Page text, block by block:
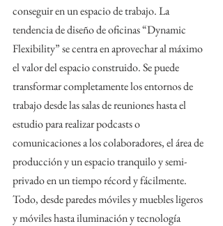
conseguir en un espacio de trabajo. La
tendencia de diseño de oficinas “Dynamic
Flexibility” se centra en aprovechar al máximo
el valor del espacio construido. Se puede
transformar completamente los entornos de
trabajo desde las salas de reuniones hasta el
estudio para realizar podcasts o
comunicaciones a los colaboradores, el área de
producción y un espacio tranquilo y semi-
privado en un tiempo récord y fácilmente.
Todo, desde paredes móviles y muebles ligeros
y móviles hasta iluminación y tecnología